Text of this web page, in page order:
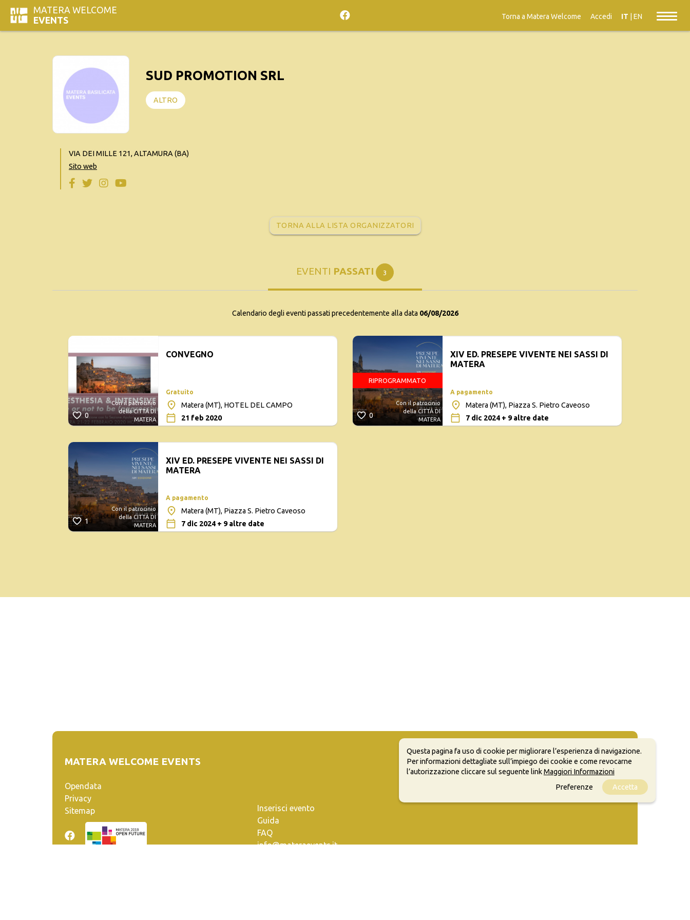
MATERA WELCOME
EVENTS
Torna a Matera Welcome Accedi IT EN
SUD PROMOTION SRL
ALTRO
VIA DEI MILLE 121, ALTAMURA (BA)
Sito web
TORNA ALLA LISTA ORGANIZZATORI
EVENTI PASSATI 3
Calendario degli eventi passati precedentemente alla data 06/08/2026
0
Con il patrocinio
della CITTÀ DI
MATERA
CONVEGNO
Gratuito
Matera (MT), HOTEL DEL CAMPO
21 feb 2020
1
Con il patrocinio
della CITTÀ DI
MATERA
XIV ED. PRESEPE VIVENTE NEI SASSI DI
MATERA
A pagamento
Matera (MT), Piazza S. Pietro Caveoso
7 dic 2024 + 9 altre date
0
RIPROGRAMMATO
Con il patrocinio
della CITTÀ DI
MATERA
XIV ED. PRESEPE VIVENTE NEI SASSI DI
MATERA
A pagamento
Matera (MT), Piazza S. Pietro Caveoso
7 dic 2024 + 9 altre date
MATERA WELCOME EVENTS
Opendata
Privacy
Sitemap
Inserisci evento
Guida
FAQ
info@materaevents.it
Questa pagina fa uso di cookie per migliorare l’esperienza di navigazione.
Per informazioni dettagliate sull’impiego dei cookie e come revocarne
l’autorizzazione cliccare sul seguente linkMaggiori Informazioni
Preferenze
Accetta